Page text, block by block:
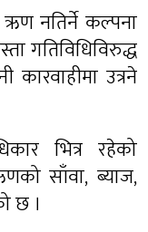
नतिर्ने कल्पना
गतिविधिविरुद्ध
उत्रने
भित्र रहेको
साँवा, ब्याज,
छ ।